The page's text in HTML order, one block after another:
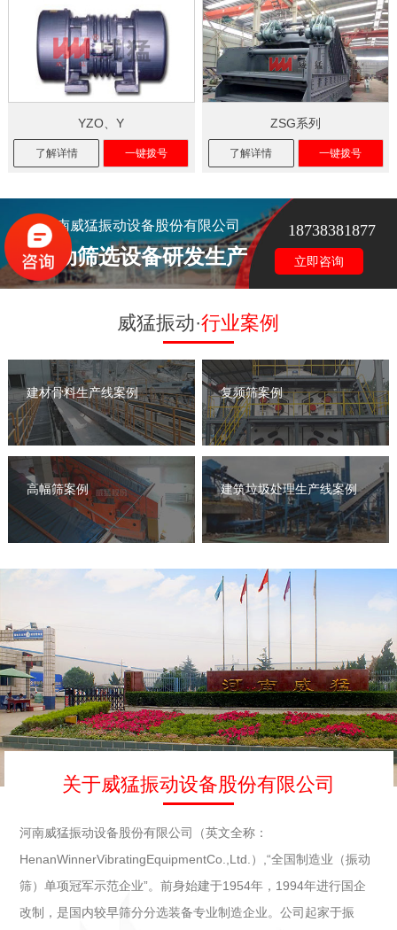
YZO、Y
了解详情 一键拨号
ZSG系列
了解详情 一键拨号
河南威猛振动设备股份有限公司
振动筛选设备研发生产
18738381877
立即咨询
威猛振动·行业案例
建材骨料生产线案例 复频筛案例
高幅筛案例 建筑垃圾处理生产线案例
关于威猛振动设备股份有限公司
河南威猛振动设备股份有限公司（英文全称：
HenanWinnerVibratingEquipmentCo.,Ltd.）,“全国制造业（振动
筛）单项冠军示范企业”。前身始建于1954年，1994年进行国企
改制，是国内较早筛分分选装备专业制造企业。公司起家于振